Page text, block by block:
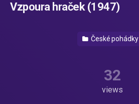
Vzpoura hraček (1947)
České pohádky
32
views